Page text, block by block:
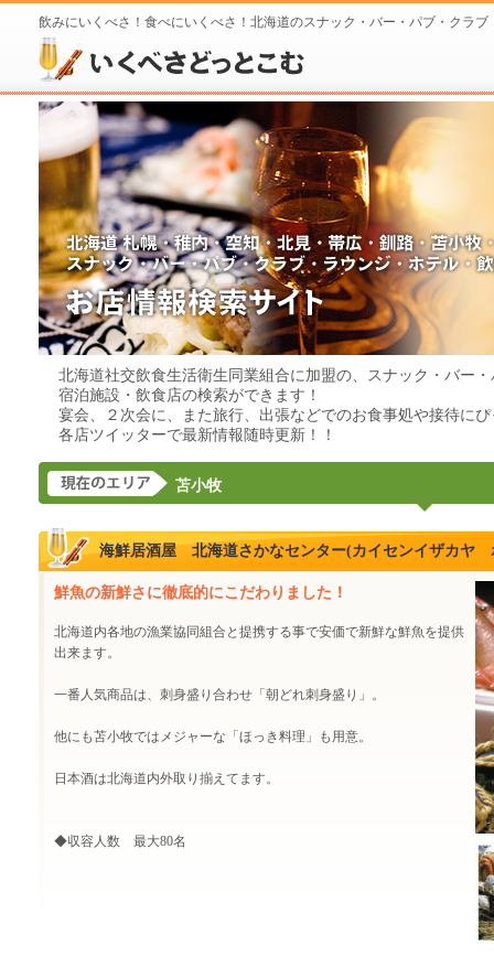
飲みにいくべさ！食べにいくべさ！北海道のスナック・バー・パブ・クラ
北海道社交飲食生活衛生同業組合に加盟の、スナック・バー
宿泊施設・飲食店の検索ができます！
宴会、２次会に、また旅行、出張などでのお食事処や接待に
各店ツイッターで最新情報随時更新！！
苫小牧
海鮮居酒屋 北海道さかなセンター(カイセンイザカヤ
鮮魚の新鮮さに徹底的にこだわりました！
北海道内各地の漁業協同組合と提携する事で安価で新鮮な鮮魚を提供
出来ます。
一番人気商品は、刺身盛り合わせ「朝どれ刺身盛り」。
他にも苫小牧ではメジャーな「ほっき料理」も用意。
日本酒は北海道内外取り揃えてます。
◆収容人数 最大80名